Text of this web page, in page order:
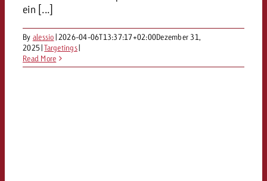
ein [...]
By alessio| 2026-04-06T13:37:17+02:00Dezember 31,
2025|Targetings|
Read More